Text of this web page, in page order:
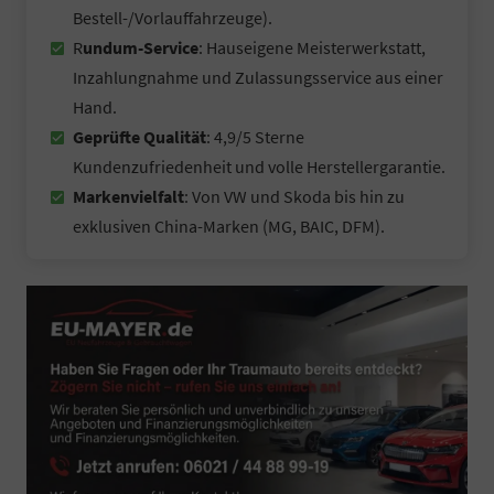
Bestell-/Vorlauffahrzeuge).
Rundum-Service: Hauseigene Meisterwerkstatt,
Inzahlungnahme und Zulassungsservice aus einer
Hand.
Geprüfte Qualität: 4,9/5 Sterne
Kundenzufriedenheit und volle Herstellergarantie.
Markenvielfalt: Von VW und Skoda bis hin zu
exklusiven China-Marken (MG, BAIC, DFM).